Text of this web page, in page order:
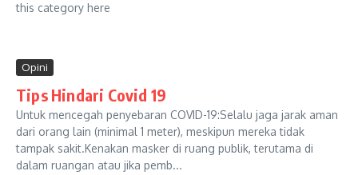
this category here
Opini
Tips Hindari Covid 19
Untuk mencegah penyebaran COVID-19:Selalu jaga jarak aman
dari orang lain (minimal 1 meter), meskipun mereka tidak
tampak sakit.Kenakan masker di ruang publik, terutama di
dalam ruangan atau jika pemb...